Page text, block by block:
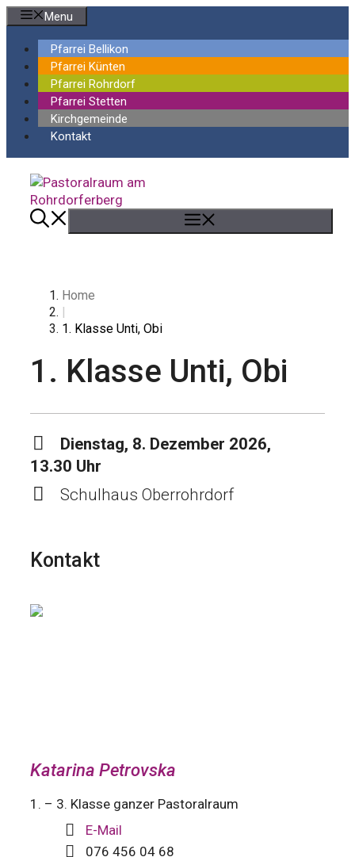
Springe
Inhalt
Menu
Pfarrei Bellikon
Pfarrei Künten
Pfarrei Rohrdorf
Pfarrei Stetten
Kirchgemeinde
Kontakt
Home
|
1. Klasse Unti, Obi
1. Klasse Unti, Obi
Dienstag, 8. Dezember 2026,
13.30 Uhr
Schulhaus Oberrohrdorf
Kontakt
Katarina Petrovska
1. – 3. Klasse ganzer Pastoralraum
E-Mail
076 456 04 68